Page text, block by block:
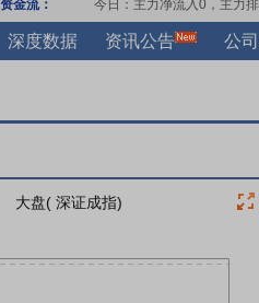
资金流： 今日：主力净流入0 ，主力
深度数据 资讯公告 公
大盘( 深证成指)